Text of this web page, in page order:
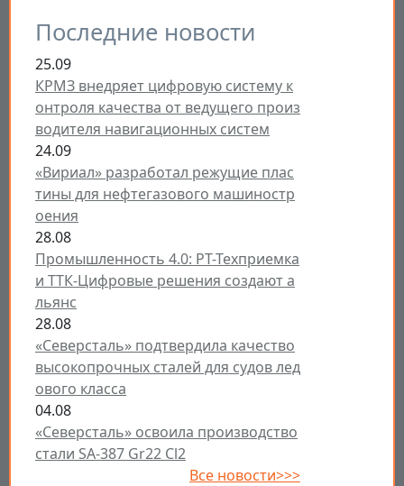
Последние новости
25.09
КРМЗ внедряет цифровую систему к
онтроля качества от ведущего произ
водителя навигационных систем
24.09
«Вириал» разработал режущие плас
тины для нефтегазового машиностр
оения
28.08
Промышленность 4.0: РТ-Техприемка
и ТТК-Цифровые решения создают а
льянс
28.08
«Северсталь» подтвердила качество
высокопрочных сталей для судов лед
ового класса
04.08
«Северсталь» освоила производство
стали SA-387 Gr22 Cl2
Все новости>>>